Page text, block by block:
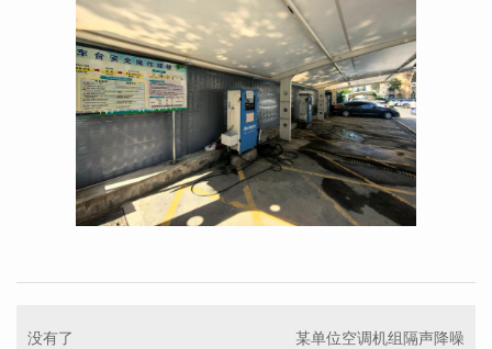
没有了 某单位空调机组隔声降噪